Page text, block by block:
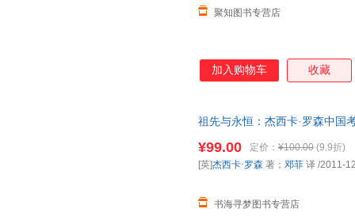
聚知图书专营店
加入购物车 收藏
祖先与永恒：杰西卡·罗森中国
¥99.00 定价： ¥100.00 (9.9折)
书海寻梦图书专营店
[英]杰西卡·罗森 著； 邓菲 译 /2011-